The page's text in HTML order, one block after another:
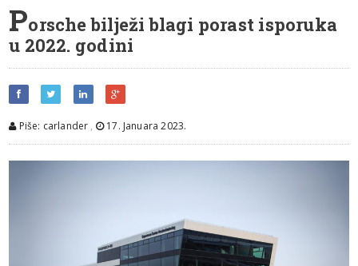
Porsche bilježi blagi porast isporuka
u 2022. godini
Piše: carlander , 17. Januara 2023.